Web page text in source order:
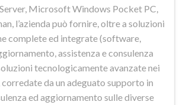
Microsoft Windows Pocket PC,
l’azienda può fornire, oltre a soluzioni
complete ed integrate (software,
assistenza e consulenza
tecnologicamente avanzate nei
da un adeguato supporto in
ed aggiornamento sulle diverse